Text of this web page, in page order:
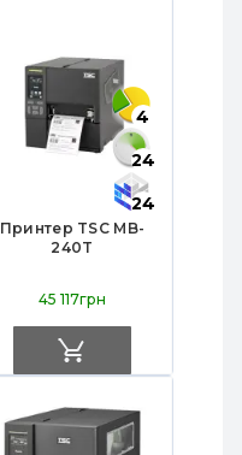
4
24
24
Принтер TSC MB-
240T
45 117грн